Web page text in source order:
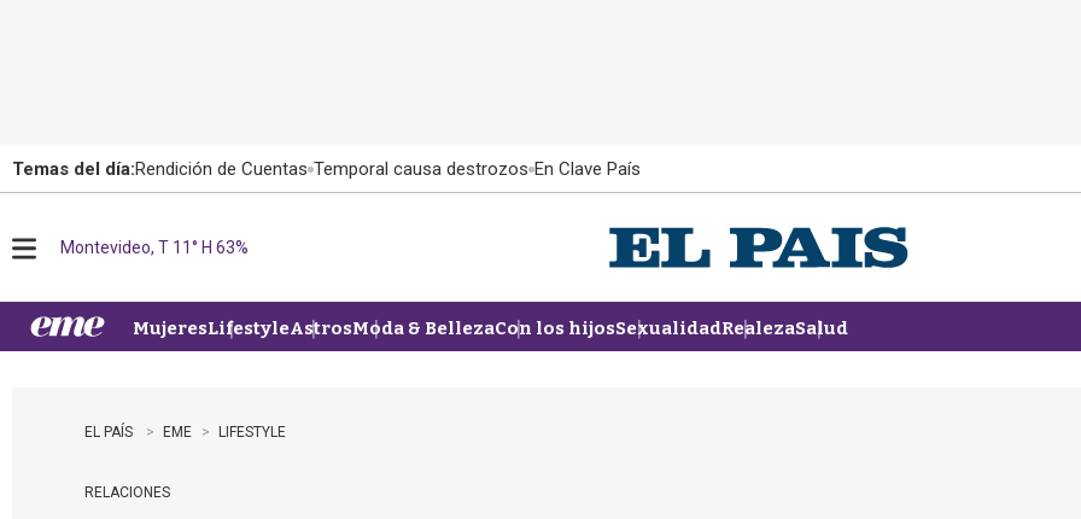
Temas del día:Rendición de Cuentas Temporal causa destrozos En Clave País
u
Montevideo, T 11° H 63%
MujeresLifestyleAstrosModa & BellezaCon los hijosSexualidadRealezaSalud
EL PAÍS EME LIFESTYLE
RELACIONES